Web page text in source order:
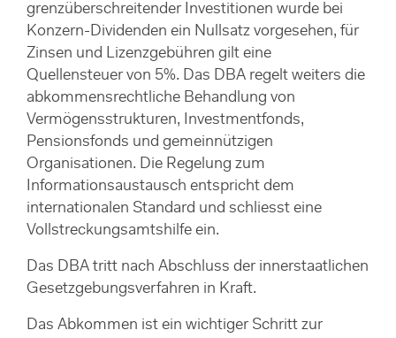
grenzüberschreitender Investitionen wurde bei
Konzern-Dividenden ein Nullsatz vorgesehen, für
Zinsen und Lizenzgebühren gilt eine
Quellensteuer von 5%. Das DBA regelt weiters die
abkommensrechtliche Behandlung von
Vermögensstrukturen, Investmentfonds,
Pensionsfonds und gemeinnützigen
Organisationen. Die Regelung zum
Informationsaustausch entspricht dem
internationalen Standard und schliesst eine
Vollstreckungsamtshilfe ein.
Das DBA tritt nach Abschluss der innerstaatlichen
Gesetzgebungsverfahren in Kraft.
Das Abkommen ist ein wichtiger Schritt zur